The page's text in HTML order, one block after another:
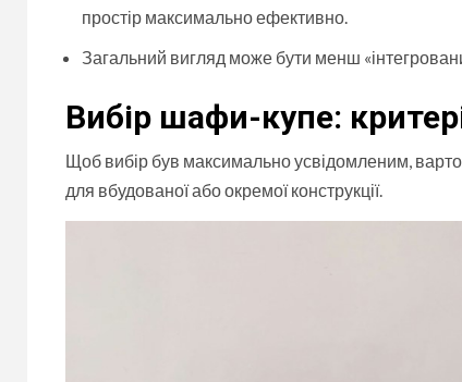
простір максимально ефективно.
Загальний вигляд може бути менш
Вибір шафи-купе:
Щоб вибір був максимально усвідомленим,
для вбудованої або окремої конструкції.